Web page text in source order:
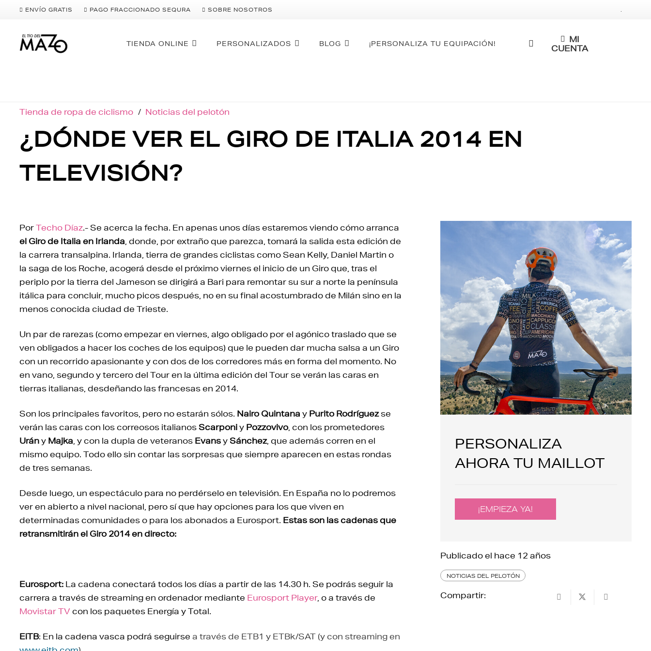
ENVÍO GRATIS PAGO FRACCIONADO SEQURA SOBRE NOSOTROS .
TIENDA ONLINE PERSONALIZADOS BLOG ¡PERSONALIZA TU EQUIPACIÓN!
MI
CUENTA
Tienda de ropa de ciclismo / Noticias del pelotón
¿DÓNDE VER EL GIRO DE ITALIA 2014 EN
TELEVISIÓN?
PorTecho Díaz.- Se acerca la fecha. En apenas unos días estaremos viendo cómo arranca
el Giro de Italia en Irlanda , donde, por extraño que parezca, tomará la salida esta edición de
la carrera transalpina. Irlanda, tierra de grandes ciclistas como Sean Kelly, Daniel Martin o
la saga de los Roche, acogerá desde el próximo viernes el inicio de un Giro que, tras el
periplo por la tierra del Jameson se dirigirá a Bari para remontar su sur a norte la península
itálica para concluir, mucho picos después, no en su final acostumbrado de Milán sino en la
menos conocida ciudad de Trieste.
Un par de rarezas (como empezar en viernes, algo obligado por el agónico traslado que se
ven obligados a hacer los coches de los equipos) que le pueden dar mucha salsa a un Giro
con un recorrido apasionante y con dos de los corredores más en forma del momento. No
en vano, segundo y tercero del Tour en la última edición del Tour se verán las caras en
tierras italianas, desdeñando las francesas en 2014.
Son los principales favoritos, pero no estarán sólos. Nairo Quintana y Purito Rodríguezse
verán las caras con los correosos italianosScarponiy Pozzovivo , con los prometedores
Urány Majka , y con la dupla de veteranos EvansySánchez, que además corren en el
mismo equipo. Todo ello sin contar las sorpresas que siempre aparecen en estas rondas
de tres semanas.
Desde luego, un espectáculo para no perdérselo en televisión. En España no lo podremos
ver en abierto a nivel nacional, pero sí que hay opciones para los que viven en
determinadas comunidades o para los abonados a Eurosport. Estas son las cadenas que
retransmitirán el Giro 2014 en directo:
Eurosport: La cadena conectará todos los días a partir de las 14.30 h. Se podrás seguir la
carrera a través de streaming en ordenador mediante Eurosport Player, o a través de
Movistar TVcon los paquetes Energía y Total.
EiTB: En la cadena vasca podrá seguirse a través de ETB1 y ETBk/SAT (y con streaming en
PERSONALIZA
AHORA TU MAILLOT
¡EMPIEZA YA!
Publicado el hace 12 años
NOTICIAS DEL PELOTÓN
Compartir: